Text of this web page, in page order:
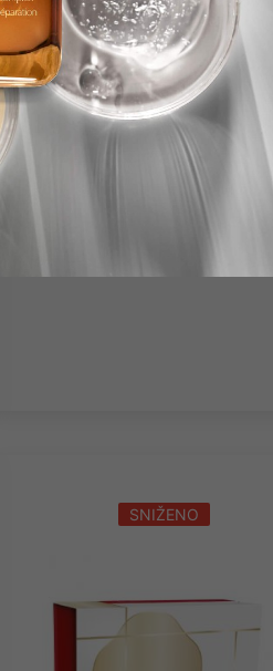
SHISEIDO
Ginza Set ( EDP50ml +
BL50ml + HC50ml )
50ml + 50ml + 50ml
rsd
SNIŽENO